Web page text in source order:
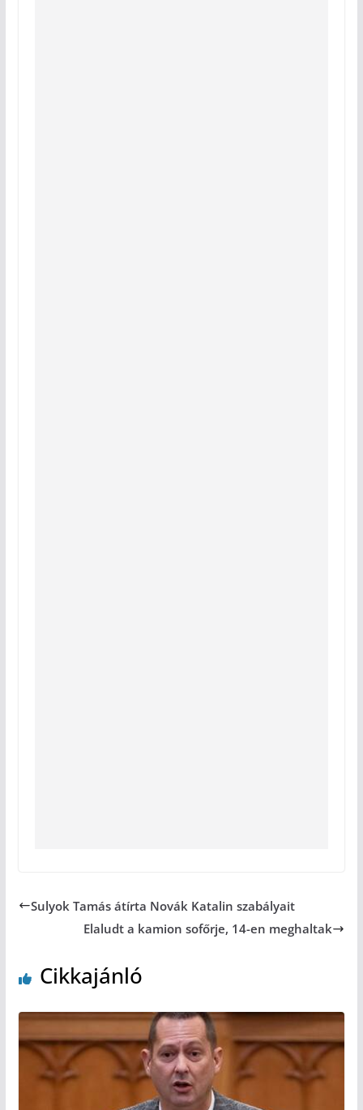
Sulyok Tamás átírta Novák Katalin szabályait
Elaludt a kamion sofőrje, 14-en meghaltak
Cikkajánló